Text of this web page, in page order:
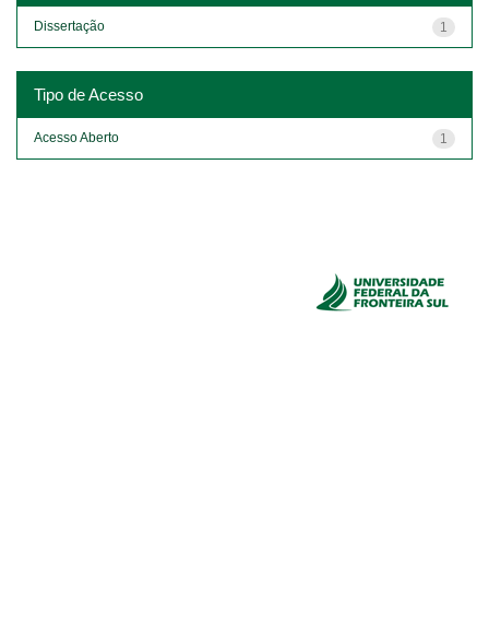
1
Dissertação
Tipo de Acesso
1
Acesso Aberto